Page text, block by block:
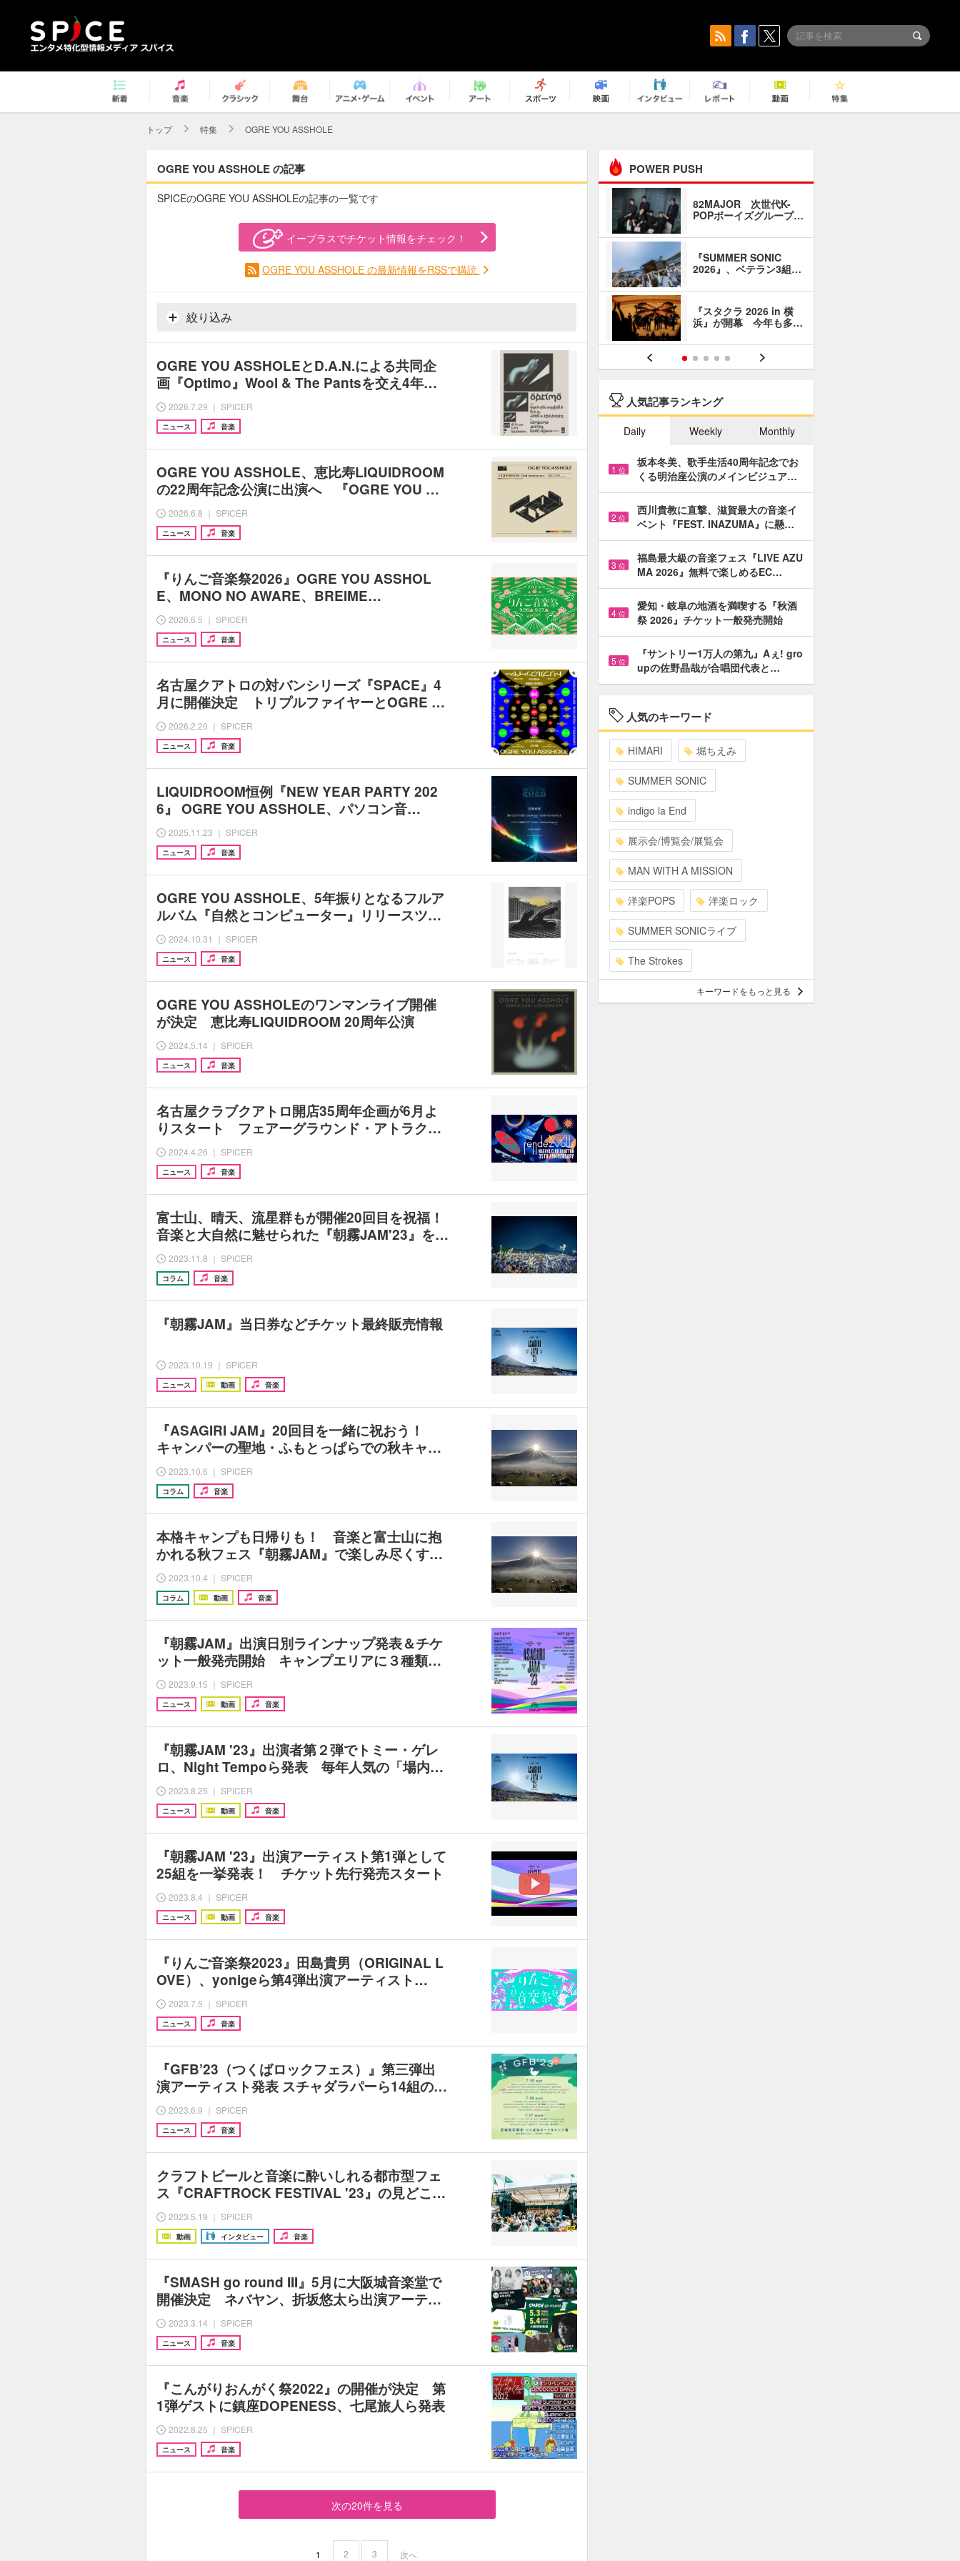
トップ 特集 OGRE YOU ASSHOLE
OGRE YOU ASSHOLE の記事
SPICEのOGRE YOU ASSHOLEの記事の一覧です
イープラスでチケット情報をチェック！
OGRE YOU ASSHOLE の最新情報をRSSで購読
絞り込み
OGRE YOU ASSHOLEとD.A.N.による共同企
画『Optimo』Wool & The Pantsを交え4年…
2026.7.29 ｜ SPICER
ニュース 音楽
OGRE YOU ASSHOLE、恵比寿LIQUIDROOM
の22周年記念公演に出演へ 『OGRE YOU …
2026.6.8 ｜ SPICER
ニュース 音楽
『りんご音楽祭2026』OGRE YOU ASSHOL
E、MONO NO AWARE、BREIME…
2026.6.5 ｜ SPICER
ニュース 音楽
名古屋クアトロの対バンシリーズ『SPACE』4
月に開催決定 トリプルファイヤーとOGRE …
2026.2.20 ｜ SPICER
ニュース 音楽
LIQUIDROOM恒例『NEW YEAR PARTY 202
6』 OGRE YOU ASSHOLE、パソコン音…
2025.11.23 ｜ SPICER
ニュース 音楽
OGRE YOU ASSHOLE、5年振りとなるフルア
ルバム『自然とコンピューター』リリースツ…
2024.10.31 ｜ SPICER
ニュース 音楽
OGRE YOU ASSHOLEのワンマンライブ開催
が決定 恵比寿LIQUIDROOM 20周年公演
2024.5.14 ｜ SPICER
ニュース 音楽
名古屋クラブクアトロ開店35周年企画が6月よ
りスタート フェアーグラウンド・アトラク…
2024.4.26 ｜ SPICER
ニュース 音楽
富士山、晴天、流星群もが開催20回目を祝福！
音楽と大自然に魅せられた『朝霧JAM'23』を…
2023.11.8 ｜ SPICER
コラム 音楽
『朝霧JAM』当日券などチケット最終販売情報
2023.10.19 ｜ SPICER
ニュース 動画 音楽
『ASAGIRI JAM』20回目を一緒に祝おう！
キャンパーの聖地・ふもとっぱらでの秋キャ…
2023.10.6 ｜ SPICER
コラム 音楽
本格キャンプも日帰りも！ 音楽と富士山に抱
かれる秋フェス『朝霧JAM』で楽しみ尽くす…
2023.10.4 ｜ SPICER
コラム 動画 音楽
『朝霧JAM』出演日別ラインナップ発表＆チケ
ット一般発売開始 キャンプエリアに３種類…
2023.9.15 ｜ SPICER
ニュース 動画 音楽
『朝霧JAM '23』出演者第２弾でトミー・ゲレ
ロ、Night Tempoら発表 毎年人気の「場内…
2023.8.25 ｜ SPICER
ニュース 動画 音楽
『朝霧JAM '23』出演アーティスト第1弾として
25組を一挙発表！ チケット先行発売スタート
2023.8.4 ｜ SPICER
ニュース 動画 音楽
『りんご音楽祭2023』田島貴男（ORIGINAL L
OVE）、yonigeら第4弾出演アーティスト…
2023.7.5 ｜ SPICER
ニュース 音楽
『GFB’23（つくばロックフェス）』第三弾出
演アーティスト発表 スチャダラパーら14組の…
2023.6.9 ｜ SPICER
ニュース 音楽
クラフトビールと音楽に酔いしれる都市型フェ
ス『CRAFTROCK FESTIVAL '23』の見どこ…
2023.5.19 ｜ SPICER
動画 インタビュー 音楽
『SMASH go round III』5月に大阪城音楽堂で
開催決定 ネバヤン、折坂悠太ら出演アーテ…
2023.3.14 ｜ SPICER
ニュース 音楽
『こんがりおんがく祭2022』の開催が決定 第
1弾ゲストに鎮座DOPENESS、七尾旅人ら発表
2022.8.25 ｜ SPICER
ニュース 音楽
次の20件を見る
1 2 3 次へ
POWER PUSH
ｎｄ ｃｌｕｂ
82MAJOR 次世代K-
POPボーイズグループ…
『SUMMER SONIC
2026』、ベテラン3組…
『スタクラ 2026 in 横
浜』が開幕 今年も多…
人気記事ランキング
Daily Weekly Monthly
1 位
坂本冬美、歌手生活40周年記念でお
くる明治座公演のメインビジュア…
2 位
西川貴教に直撃、滋賀最大の音楽イ
ベント『FEST. INAZUMA』に懸…
3 位
福島最大級の音楽フェス『LIVE AZU
MA 2026』無料で楽しめるEC…
4 位
愛知・岐阜の地酒を満喫する『秋酒
祭 2026』チケット一般発売開始
5 位
『サントリー1万人の第九』Aぇ! gro
upの佐野晶哉が合唱団代表と…
人気のキーワード
HIMARI 堀ちえみ
SUMMER SONIC
indigo la End
展示会/博覧会/展覧会
MAN WITH A MISSION
洋楽POPS 洋楽ロック
SUMMER SONICライブ
The Strokes
キーワードをもっと見る